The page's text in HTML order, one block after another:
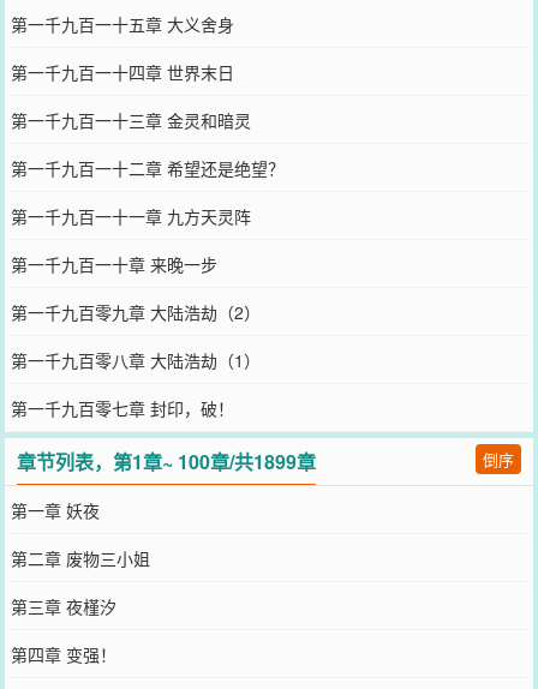
第一千九百一十五章 大义舍身
第一千九百一十四章 世界末日
第一千九百一十三章 金灵和暗灵
第一千九百一十二章 希望还是绝望？
第一千九百一十一章 九方天灵阵
第一千九百一十章 来晚一步
第一千九百零九章 大陆浩劫（2）
第一千九百零八章 大陆浩劫（1）
第一千九百零七章 封印，破！
章节列表，第1章~ 100章/共1899章 倒序
第一章 妖夜
第二章 废物三小姐
第三章 夜槿汐
第四章 变强！